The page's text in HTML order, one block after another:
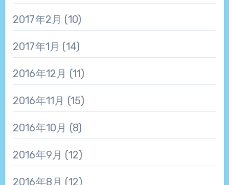
2017年2月 (10)
2017年1月 (14)
2016年12月 (11)
2016年11月 (15)
2016年10月 (8)
2016年9月 (12)
2016年8月 (12)